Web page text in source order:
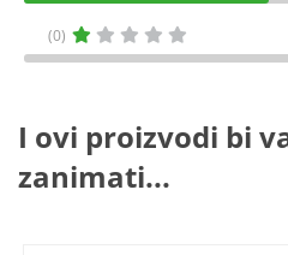
(0)
I ovi proizvodi bi
zanimati...